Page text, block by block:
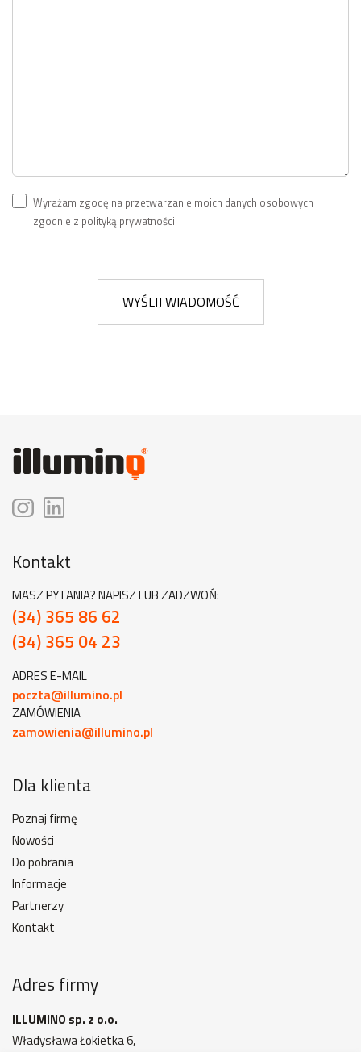
Wyrażam zgodę na przetwarzanie moich danych osobowych
zgodnie z polityką prywatności.
WYŚLIJ WIADOMOŚĆ
Kontakt
MASZ PYTANIA? NAPISZ LUB ZADZWOŃ:
(34) 365 86 62
(34) 365 04 23
ADRES E-MAIL
poczta@illumino.pl
ZAMÓWIENIA
zamowienia@illumino.pl
Dla klienta
Poznaj firmę
Nowości
Do pobrania
Informacje
Partnerzy
Kontakt
Adres firmy
ILLUMINO sp. z o.o.
Władysława Łokietka 6,